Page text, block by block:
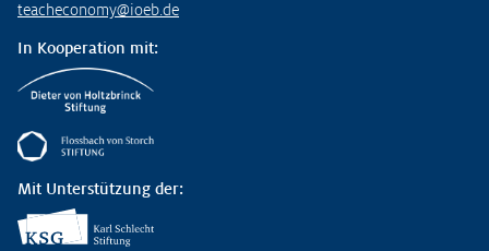
teacheconomy@ioeb.de
In Kooperation mit:
Mit Unterstützung der: